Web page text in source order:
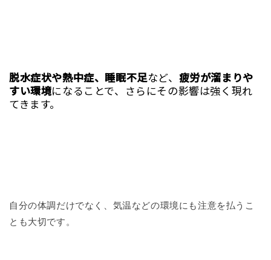
脱水症状や熱中症、睡眠不足など、 疲労が溜まりや
すい環境になることで、さらにその影響は強く現れ
てきます。
自分の体調だけでなく、気温などの環境にも注意を払うこ
とも大切です。